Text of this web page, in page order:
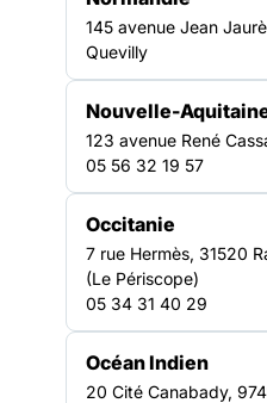
https://www.flipsnack.com/
confinement.html
Suivez le
145 avenue Jean
Quevilly
Nouvelle-
123 avenue René
05 56 32 19 57
Occitanie
7 rue Hermès, 31520
(Le Périscope)
05 34 31 40 29
Océan Indien
20 Cité Canabady,